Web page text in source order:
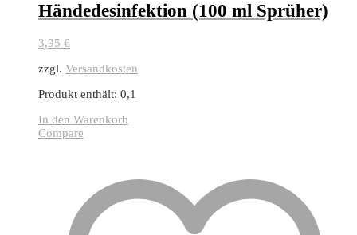
Händedesinfektion (100 ml Sprüher)
3,95 €
zzgl. Versandkosten
Produkt enthält: 0,1
In den Warenkorb
Compare